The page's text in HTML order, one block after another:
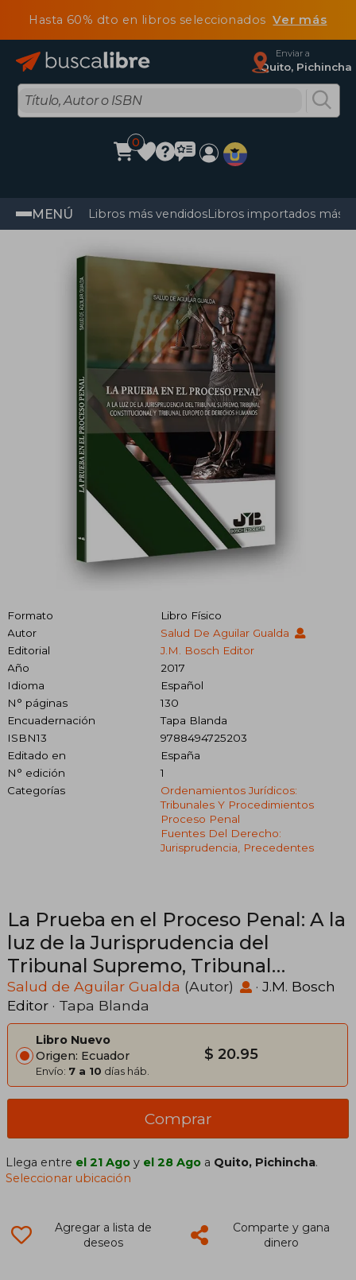
Hasta 60% dto en libros seleccionadosVer más
Enviar a
Quito, Pichincha
0
MENÚ Libros más vendidosLibros importados más
Formato
Libro Físico
Autor
Salud De Aguilar Gualda
Editorial
J.M. Bosch Editor
Año
2017
Idioma
Español
N° páginas
130
Encuadernación
Tapa Blanda
ISBN13
9788494725203
Editado en
España
N° edición
1
Categorías
Ordenamientos Jurídicos:
Tribunales Y Procedimientos
Proceso Penal
Fuentes Del Derecho:
Jurisprudencia, Precedentes
La Prueba en el Proceso Penal: A la
luz de la Jurisprudencia del
Tribunal Supremo, Tribunal
Constitucional y Tribunal Europeo
de Derechos Humanos (Colección
Procesal J. M. Bosch Editor)
Salud de Aguilar Gualda (Autor) · J.M. Bosch
Editor · Tapa Blanda
Libro Nuevo
Origen: Ecuador
Envío: 7 a 10 días háb.
$ 20.95
Comprar
Llega entre el 21 Ago y el 28 Ago a Quito, Pichincha.
Seleccionar ubicación
Agregar a lista de
deseos
Comparte y gana
dinero